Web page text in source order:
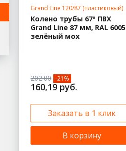
Grand Line 120/87 (пластиковый)
Колено трубы 67º ПВХ
Grand Line 87 мм, RAL 6005
зелёный мох
202.00 -21%
160,19 руб.
Заказать в 1 клик
В корзину